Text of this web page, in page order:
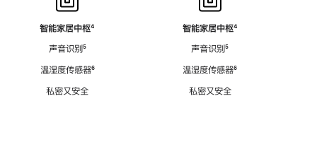
智能家居中枢脚
⁴
声音识别脚
⁵
温湿度传感器脚
⁶
私密又安全
智能家居中枢脚
⁴
声音识别脚
⁵
温湿度传感器脚
⁶
私密又安全